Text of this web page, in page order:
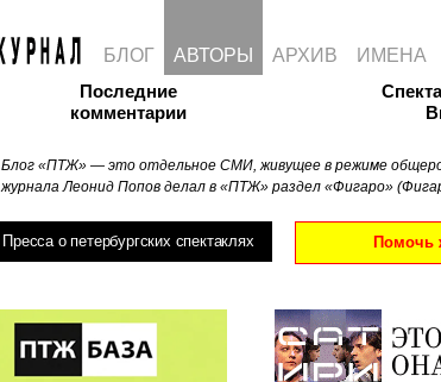
Последние
комментарии
Блог «ПТЖ» — это отдельное СМИ, живущее в режиме
журнала Леонид Попов делал в «ПТЖ» раздел «Фигаро»
Пресса о петербургских спектаклях Помочь
БЛОГ АВТОРЫ АРХИВ ИМЕНА